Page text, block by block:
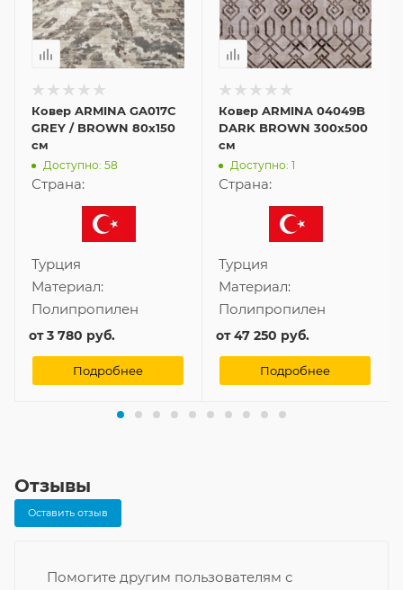
Ковер ARMINA GA017C
GREY / BROWN 80x150
см
Доступно: 58
Страна:
Турция
Материал:
Полипропилен
от3 780 руб.
Подробнее
Ковер ARMINA 04049B
DARK BROWN 300x500
см
Доступно: 1
Страна:
Турция
Материал:
Полипропилен
от47 250 руб.
Подробнее
Отзывы
Оставить отзыв
Помогите другим пользователям с